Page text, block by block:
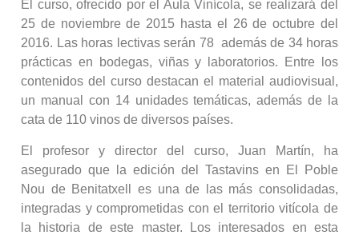
El curso, ofrecido por el Aula Vinícola, se realizará del
25 de noviembre de 2015 hasta el 26 de octubre del
2016. Las horas lectivas serán 78 además de 34 horas
prácticas en bodegas, viñas y laboratorios. Entre los
contenidos del curso destacan el material audiovisual,
un manual con 14 unidades temáticas, además de la
cata de 110 vinos de diversos países.
El profesor y director del curso, Juan Martín, ha
asegurado que la edición del Tastavins en El Poble
Nou de Benitatxell es una de las más consolidadas,
integradas y comprometidas con el territorio vitícola de
la historia de este master. Los interesados en esta